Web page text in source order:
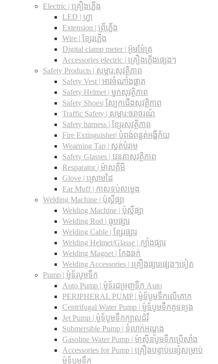
Electric | គ្រឿងភ្លើង
LED | ហ្វា
Extension | ព្រីភ្លើង
Wire | ខ្សែរភ្លើង
Digital clamp meter | អ៊ូមម៉ែត្រ
Accessories electric | គ្រឿងភ្លើងផ្សេងៗ
Safety Products | សម្ភារ:សុវត្ថិភាព
Safety Vest | អាវចំណាំងផ្លាត
Safety Helmet | មួកសុវត្ថិភាព
Safety Shoes| ស្បែកជើងសុវត្ថិភាព
Traffic Safety​ | សម្ភារ:ចរាចរណ៍
Safety harness | ខ្សែរសុវត្ថិភាព
Fire Extinguisher| បំពង់ពន្លត់អង្គីភ័យ
Wearning Tap | ស្គត់បំរាម
Safety Glasses | វេនតាសុវត្ថិភាព
Resparator | ម៉ាសគីមី
Glove | ស្រោមដៃ
Ear Muff | កាសទប់សម្លេង
Welding Machine | ប៉ុស្តិ៍ផ្សា
Welding Machine | ប៉ុស្តិ៍ផ្សា
Welding Rod | ធូបផ្សារ
Welding Cable | ខ្សែរផ្សារ
Welding Helmet/Glasse | ក្បាំងផ្សារ
Welding Magnet | កែងឆក់
Welding Accessories | គ្រឿងផ្សារផ្សេងៗទៀត
Pump | ម៉ូទ័របូមទឹក
Auto Pump | ម៉ូទ័រជម្រុញទឹក Auto
PERIPHERAL PUMP | ម៉ូទ័បូមទឹកលើគោក
Centrifugal Water Pump | ម៉ូទ័បូមទឹកគូទខ្យង
Jet Pump | ម៉ូទ័បូមទឹកក្បាលដំរី
Submersible Pump | ទំលាក់អណ្តូង
Gasoline Water Pump | ម៉ាស៊ីនបូមទឹកប្រើសាំង
Accessories for Pump | គ្រឿងបន្ទាប់បន្សំសម្រាប់
ម៉ូទ័បូមទឹក